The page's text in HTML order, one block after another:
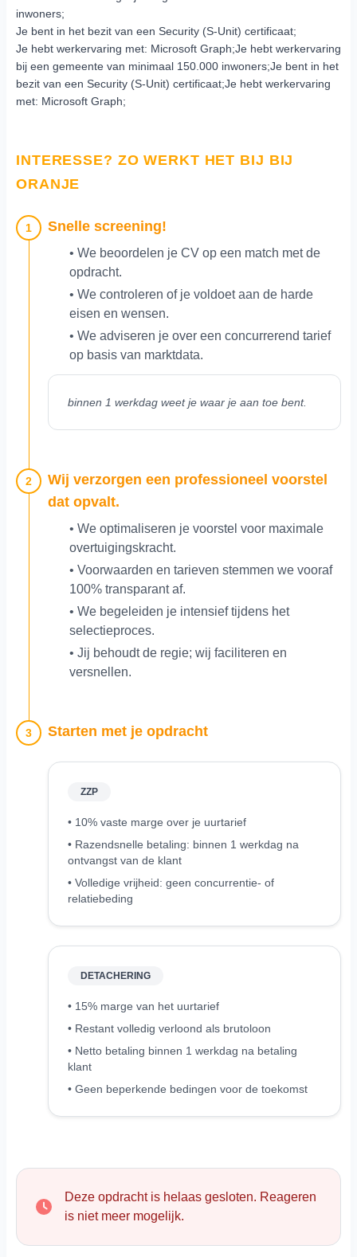
inwoners;
Je bent in het bezit van een Security (S-Unit) certificaat;
Je hebt werkervaring met: Microsoft Graph;Je hebt werkervaring
bij een gemeente van minimaal 150.000 inwoners;Je bent in het
bezit van een Security (S-Unit) certificaat;Je hebt werkervaring
met: Microsoft Graph;
INTERESSE? ZO WERKT HET BIJ BIJ
ORANJE
1 Snelle screening!
• We beoordelen je CV op een match met de
opdracht.
• We controleren of je voldoet aan de harde
eisen en wensen.
• We adviseren je over een concurrerend tarief
op basis van marktdata.
binnen 1 werkdag weet je waar je aan toe bent.
2
Wij verzorgen een professioneel voorstel
dat opvalt.
• We optimaliseren je voorstel voor maximale
overtuigingskracht.
• Voorwaarden en tarieven stemmen we vooraf
100% transparant af.
• We begeleiden je intensief tijdens het
selectieproces.
• Jij behoudt de regie; wij faciliteren en
versnellen.
3 Starten met je opdracht
ZZP
• 10% vaste marge over je uurtarief
• Razendsnelle betaling: binnen 1 werkdag na
ontvangst van de klant
• Volledige vrijheid: geen concurrentie- of
relatiebeding
DETACHERING
• 15% marge van het uurtarief
• Restant volledig verloond als brutoloon
• Netto betaling binnen 1 werkdag na betaling
klant
• Geen beperkende bedingen voor de toekomst
Deze opdracht is helaas gesloten. Reageren
is niet meer mogelijk.